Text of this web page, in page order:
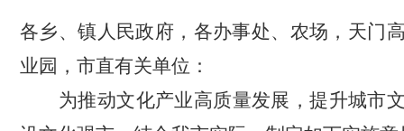
各乡、镇人民政府，各办事处、农场，天门
业园，市直有关单位 ：
为推动文化产业高质量发展，提升城市